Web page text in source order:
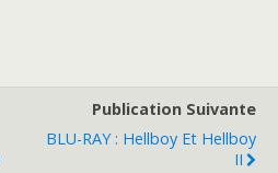
Publication Suivante
BLU-RAY : Hellboy Et Hellboy
II